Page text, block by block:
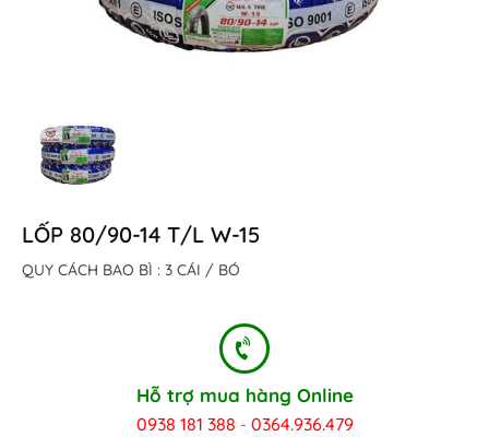
LỐP 80/90-14 T/L W-15
QUY CÁCH BAO BÌ : 3 CÁI / BÓ
Hỗ trợ mua hàng Online
0938 181 388 - 0364.936.479